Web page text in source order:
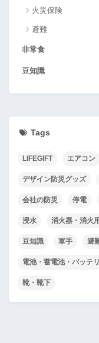
火災保険
避難
非常食
豆知識
Tags
LIFEGIFT エアコン
デザイン防災グッズ
会社の防災 停電
浸水 消火器・消火
豆知識 軍手 避
電池・蓄電池・バッテ
靴・靴下